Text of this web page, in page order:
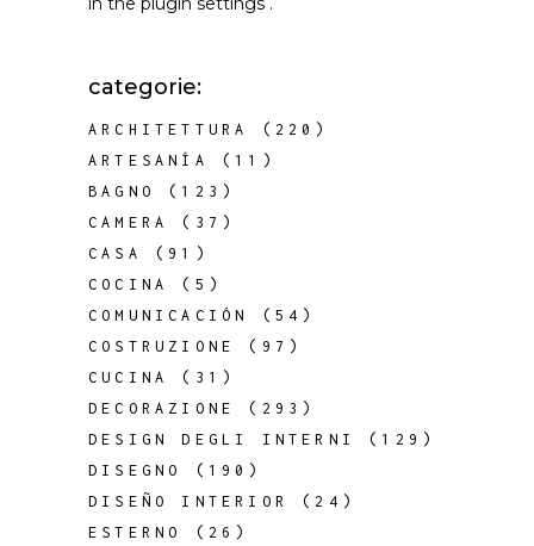
categorie:
ARCHITETTURA
(220)
ARTESANÍA
(11)
BAGNO
(123)
CAMERA
(37)
CASA
(91)
COCINA
(5)
COMUNICACIÓN
(54)
COSTRUZIONE
(97)
CUCINA
(31)
DECORAZIONE
(293)
DESIGN DEGLI INTERNI
(129)
DISEGNO
(190)
DISEÑO INTERIOR
(24)
ESTERNO
(26)